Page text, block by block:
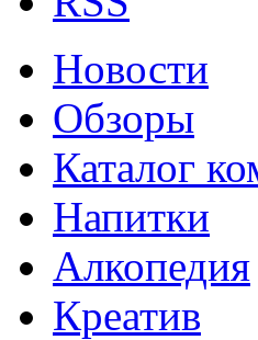
Новости
Обзоры
Каталог
Напитки
Алкопедия
Креатив